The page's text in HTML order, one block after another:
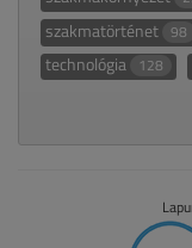
szakmatörténet 98
technológia 128